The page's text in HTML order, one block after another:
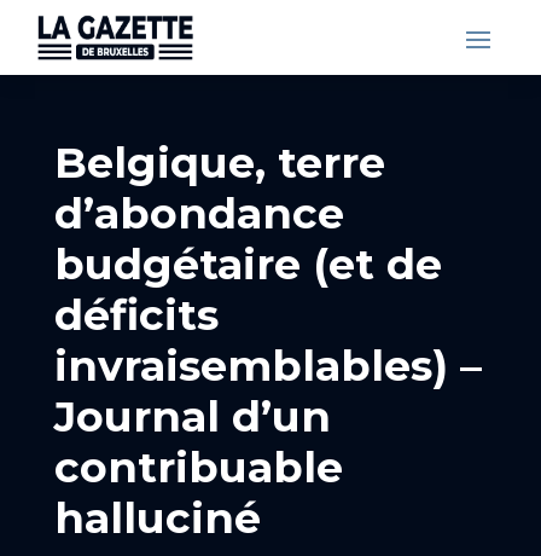
Belgique, terre
d’abondance
budgétaire (et de
déficits
invraisemblables) –
Journal d’un
contribuable
halluciné